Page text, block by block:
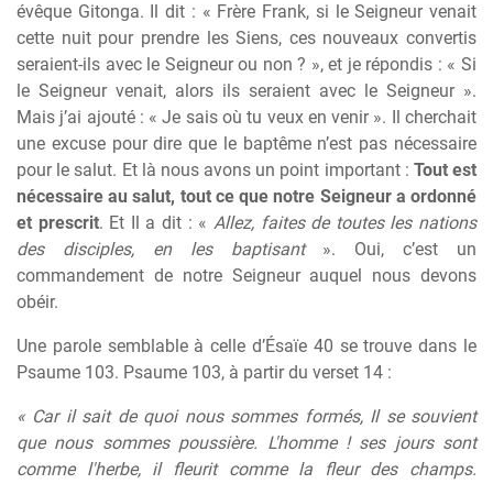
évêque Gitonga. Il dit : « Frère Frank, si le Seigneur venait
cette nuit pour prendre les Siens, ces nouveaux convertis
seraient-ils avec le Seigneur ou non ? », et je répondis : « Si
le Seigneur venait, alors ils seraient avec le Seigneur ».
Mais j’ai ajouté : « Je sais où tu veux en venir ». Il cherchait
une excuse pour dire que le baptême n’est pas nécessaire
pour le salut. Et là nous avons un point important : Tout est
nécessaire au salut, tout ce que notre Seigneur a ordonné
et prescrit. Et Il a dit : « Allez, faites de toutes les nations
des disciples, en les baptisant». Oui, c’est un
commandement de notre Seigneur auquel nous devons
obéir.
Une parole semblable à celle d’Ésaïe 40 se trouve dans le
Psaume 103. Psaume 103, à partir du verset 14 :
« Car il sait de quoi nous sommes formés, Il se souvient
que nous sommes poussière. L'homme ! ses jours sont
comme l'herbe, il fleurit comme la fleur des champs.